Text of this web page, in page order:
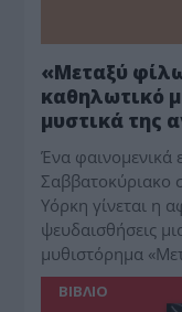
«Μεταξύ
καθηλωτικό
μυστικά της
Ένα φαινομενικά
Σαββατοκύριακο
Υόρκη γίνεται η
ψευδαισθήσεις
μυθιστόρημα
BIBΛIO